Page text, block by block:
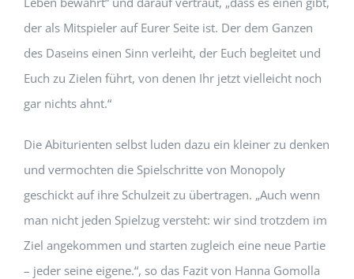
der als Mitspieler auf Eurer Seite ist. Der dem Ganzen
des Daseins einen Sinn verleiht, der Euch begleitet und
Euch zu Zielen führt, von denen Ihr jetzt vielleicht noch
gar nichts ahnt.“
Die Abiturienten selbst luden dazu ein kleiner zu denken
und vermochten die Spielschritte von Monopoly
geschickt auf ihre Schulzeit zu übertragen. „Auch wenn
man nicht jeden Spielzug versteht: wir sind trotzdem im
Ziel angekommen und starten zugleich eine neue Partie
– jeder seine eigene.“, so das Fazit von Hanna Gomolla